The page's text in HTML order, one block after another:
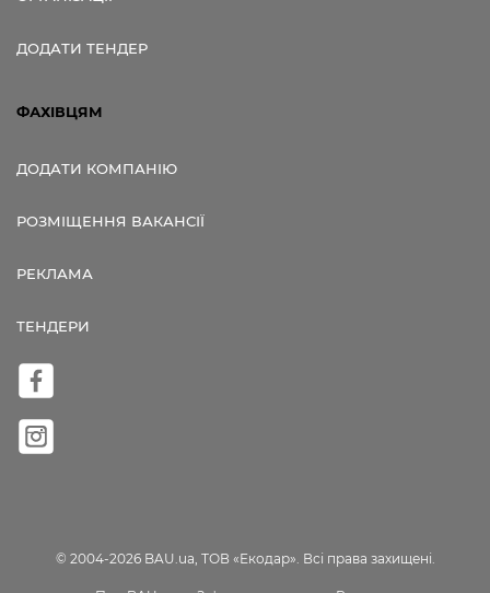
ДОДАТИ ТЕНДЕР
ФАХІВЦЯМ
ДОДАТИ КОМПАНІЮ
РОЗМІЩЕННЯ ВАКАНСІЇ
РЕКЛАМА
ТЕНДЕРИ
© 2004-2026 BAU.ua, ТОВ «Екодар». Всі права захищені.